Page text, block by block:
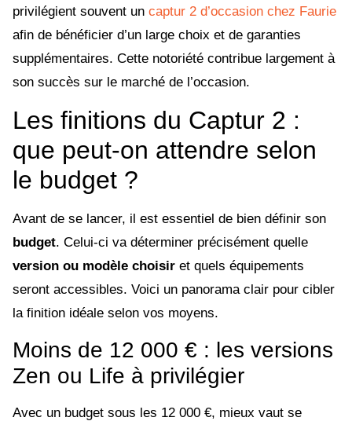
privilégient souvent un captur 2 d’occasion chez Faurie
afin de bénéficier d’un large choix et de garanties
supplémentaires. Cette notoriété contribue largement à
son succès sur le marché de l’occasion.
Les finitions du Captur 2 :
que peut-on attendre selon
le budget ?
Avant de se lancer, il est essentiel de bien définir son
budget. Celui-ci va déterminer précisément quelle
version ou modèle choisir et quels équipements
seront accessibles. Voici un panorama clair pour cibler
la finition idéale selon vos moyens.
Moins de 12 000 € : les versions
Zen ou Life à privilégier
Avec un budget sous les 12 000 €, mieux vaut se